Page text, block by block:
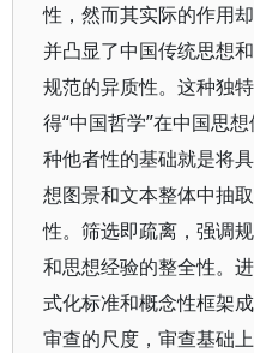
性，然而其实际的作用
并凸显了中国传统思想
规范的异质性。这种独
得“中国哲学”在中国思
种他者性的基础就是将
想图景和文本整体中抽
性。筛选即疏离，强调
和思想经验的整全性。
式化标准和概念性框架
审查的尺度，审查基础